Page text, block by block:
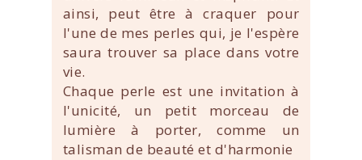
ainsi, peut être à craquer pour
l'une de mes perles qui, je l'espère
saura trouver sa place dans votre
vie.
Chaque perle est une invitation à
l'unicité, un petit morceau de
lumière à porter, comme un
talisman de beauté et d'harmonie